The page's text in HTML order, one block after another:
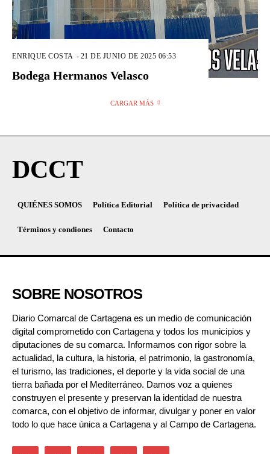
ENRIQUE COSTA - 21 DE JUNIO DE 2025 06:53
Bodega Hermanos Velasco
CARGAR MÁS
DCCT
QUIÉNES SOMOS Política Editorial Política de privacidad
Términos y condiones Contacto
SOBRE NOSOTROS
Diario Comarcal de Cartagena es un medio de comunicación
digital comprometido con Cartagena y todos los municipios y
diputaciones de su comarca. Informamos con rigor sobre la
actualidad, la cultura, la historia, el patrimonio, la gastronomía,
el turismo, las tradiciones, el deporte y la vida social de una
tierra bañada por el Mediterráneo. Damos voz a quienes
construyen el presente y preservan la identidad de nuestra
comarca, con el objetivo de informar, divulgar y poner en valor
todo lo que hace única a Cartagena y al Campo de Cartagena.